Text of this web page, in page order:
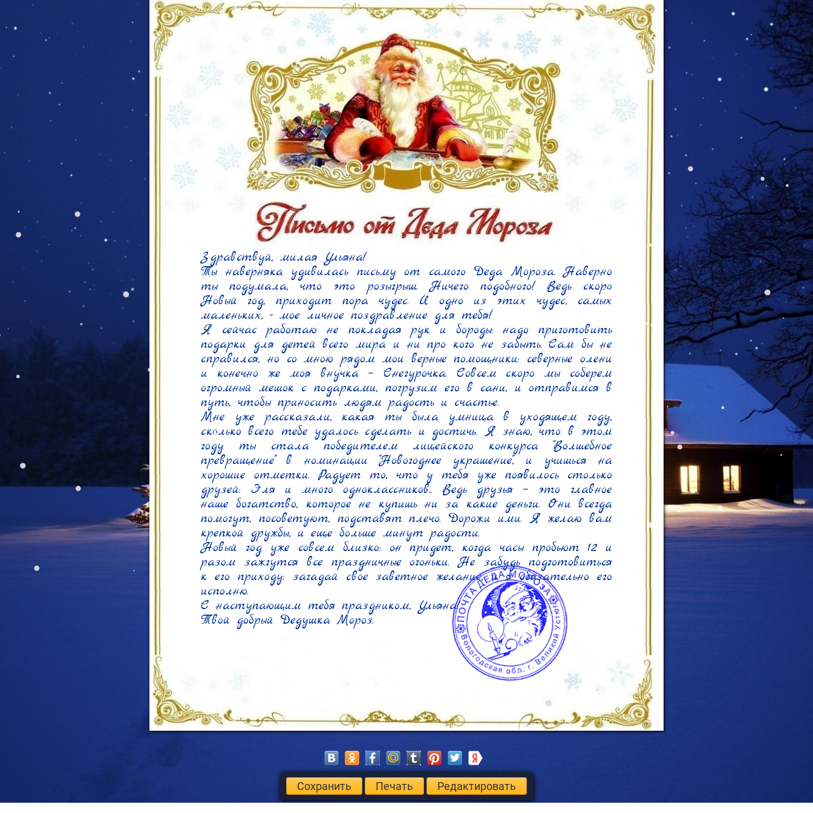
Здравствуй, милая Ульяна!
Ты наверняка удивилась письму от самого Деда Мороза. Наверно
ты подумала, что это розыгрыш. Ничего подобного! Ведь скоро
Новый год, приходит пора чудес. И одно из этих чудес, самых
маленьких, - мое личное поздравление для тебя!
Я сейчас работаю не покладая рук и бороды: надо приготовить
подарки для детей всего мира и ни про кого не забыть. Сам бы не
справился, но со мною рядом мои верные помощники: северные олени
и конечно же моя внучка – Снегурочка. Совсем скоро мы соберем
огромный мешок с подарками, погрузим его в сани, и отправимся в
путь, чтобы приносить людям радость и счастье.
Мне уже рассказали, какая ты была умница в уходящем году,
сколько всего тебе удалось сделать и достичь. Я знаю, что в этом
году ты стала победителем лицейского конкурса "Волшебное
превращение" в номинации "Новогоднее украшение", и учишься на
хорошие отметки. Радует то, что у тебя уже появилось столько
друзей: Эля и много одноклассников.. Ведь друзья – это главное
наше богатство, которое не купишь ни за какие деньги. Они всегда
помогут, посоветуют, подставят плечо. Дорожи ими. Я желаю вам
крепкой дружбы, и еще больше минут радости.
Новый год уже совсем близко: он придет, когда часы пробьют 12 и
разом зажгутся все праздничные огоньки. Не забудь подготовиться
к его приходу: загадай свое заветное желание, и я обязательно его
исполню.
С наступающим тебя праздником, Ульяна!
Твой добрый Дедушка Мороз.
Сохранить Печать Редактировать